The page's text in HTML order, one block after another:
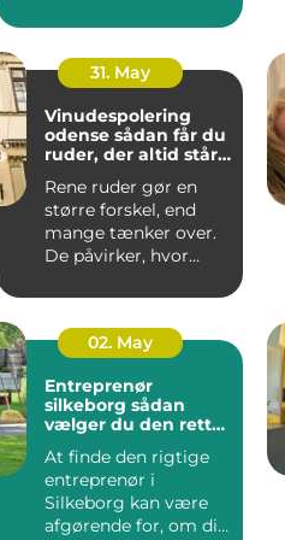
andre be...
31. May
Vinudespolering
odense sådan får du
ruder, der altid står
Rene ruder gør en
større forskel, end
mange tænker over.
De påvirker, hvor
hvo...
02. May
Entreprenør
silkeborg sådan
vælger du den rette
At finde den rigtige
entreprenør i
Silkeborg kan være
afgørende for, om dit